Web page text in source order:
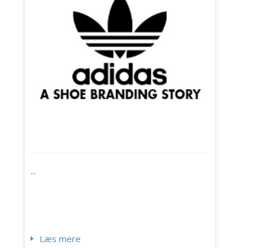
...
Læs mere